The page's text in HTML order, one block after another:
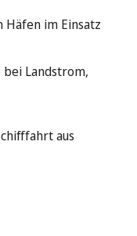
Häfen im Einsatz
Landstrom,
aus